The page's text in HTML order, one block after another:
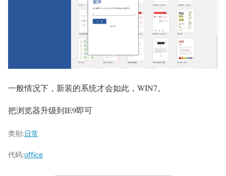
一般情况下，新装的系统才会如此，WIN7。
把浏览器升级到IE9即可
类别:日常
代码:office